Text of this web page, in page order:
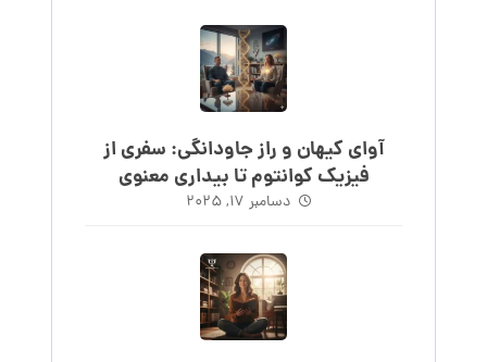
آوای کیهان و راز جاودانگی: سفری از
فیزیک کوانتوم تا بیداری معنوی
دسامبر ۱۷, ۲۰۲۵